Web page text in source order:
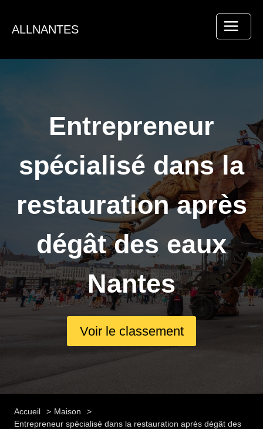
contenu
ALLNANTES
Entrepreneur
spécialisé dans la
restauration après
dégât des eaux
Nantes
Voir le classement
Accueil
Maison
Entrepreneur spécialisé dans la restauration après dégât des